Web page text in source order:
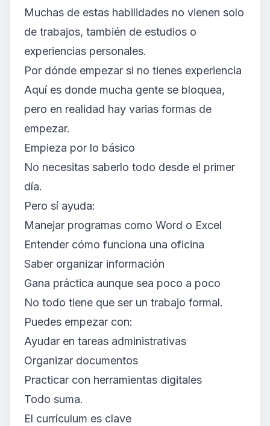
Muchas de estas habilidades no vienen solo
de trabajos, también de estudios o
experiencias personales.
Por dónde empezar si no tienes experiencia
Aquí es donde mucha gente se bloquea,
pero en realidad hay varias formas de
empezar.
Empieza por lo básico
No necesitas saberlo todo desde el primer
día.
Pero sí ayuda:
Manejar programas como Word o Excel
Entender cómo funciona una oficina
Saber organizar información
Gana práctica aunque sea poco a poco
No todo tiene que ser un trabajo formal.
Puedes empezar con:
Ayudar en tareas administrativas
Organizar documentos
Practicar con herramientas digitales
Todo suma.
El currículum es clave